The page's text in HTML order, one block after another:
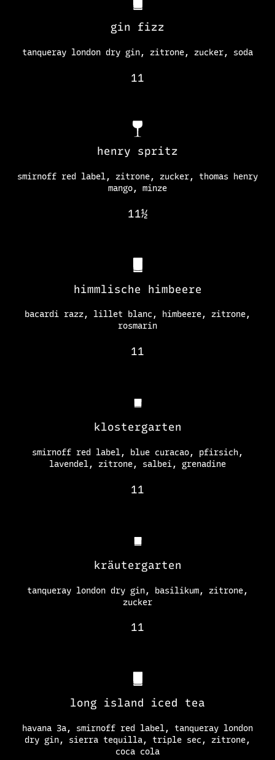
gin fizz
tanqueray london dry gin, zitrone, zucker, soda
11
henry spritz
smirnoff red label, zitrone, zucker, thomas henry
mango, minze
11½
himmlische himbeere
bacardi razz, lillet blanc, himbeere, zitrone,
rosmarin
11
klostergarten
smirnoff red label, blue curacao, pfirsich,
lavendel, zitrone, salbei, grenadine
11
kräutergarten
tanqueray london dry gin, basilikum, zitrone,
zucker
11
long island iced tea
havana 3a, smirnoff red label, tanqueray london
dry gin, sierra tequilla, triple sec, zitrone,
coca cola